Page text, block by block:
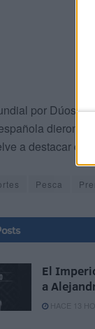
por Dúos
dieron
a destacar
Pesca
El
a
HACE 13